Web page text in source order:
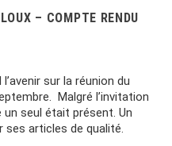
– COMPTE RENDU
sur la réunion du
Malgré l’invitation
seul était présent. Un
ses articles de qualité.